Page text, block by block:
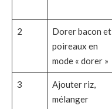
2
Dorer bacon et
poireaux en
mode « dorer »
3
Ajouter riz,
mélanger